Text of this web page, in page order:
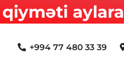
+994 77 480 33 39